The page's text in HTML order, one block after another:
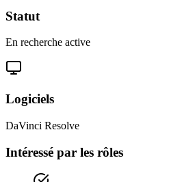
Statut
En recherche active
Logiciels
DaVinci Resolve
Intéressé par les rôles